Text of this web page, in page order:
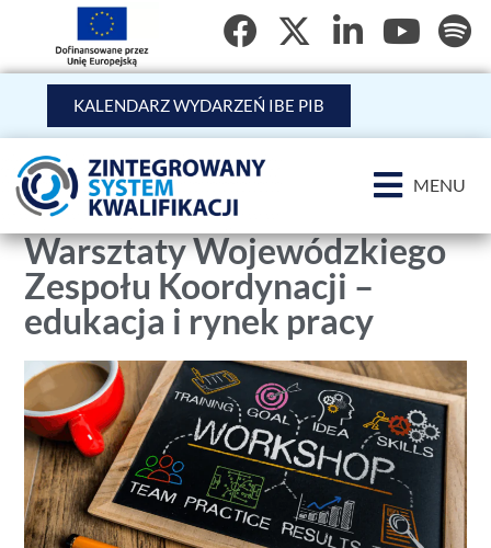
KALENDARZ WYDARZEŃ IBE PIB
MENU
Warsztaty Wojewódzkiego
Zespołu Koordynacji –
edukacja i rynek pracy